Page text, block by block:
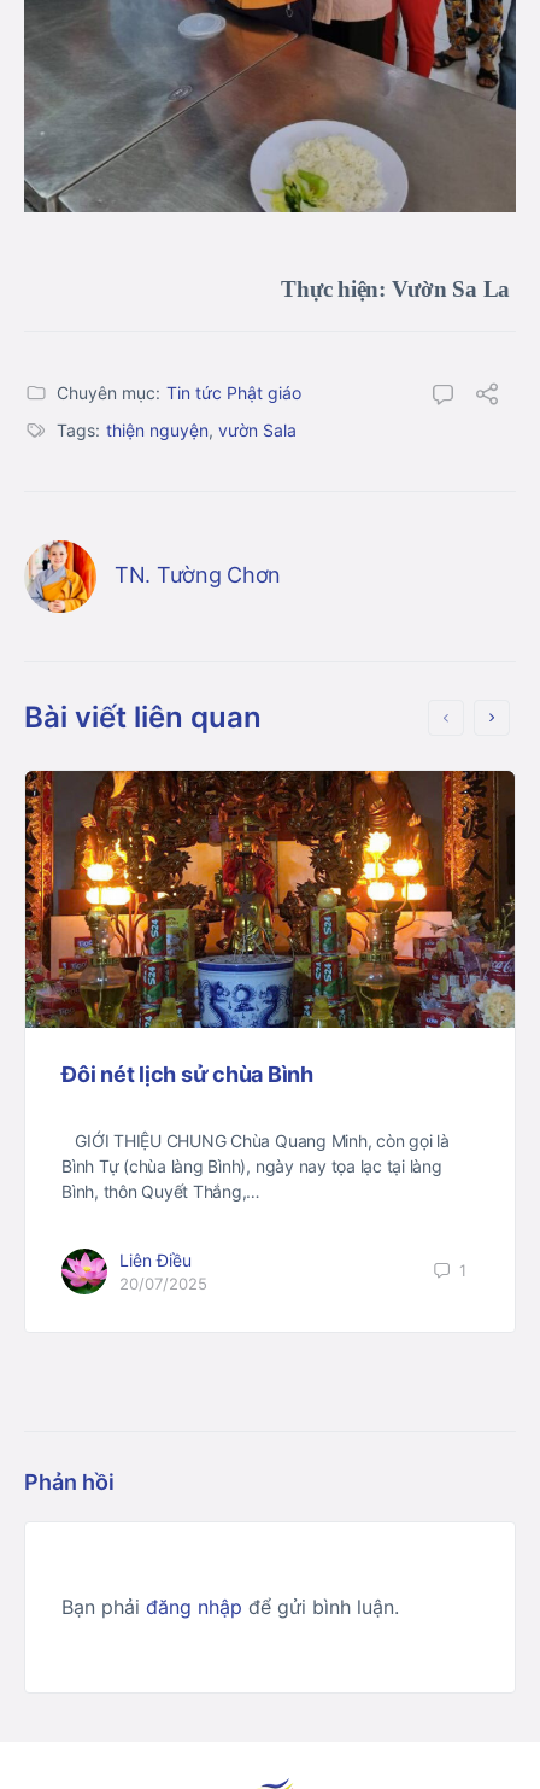
Thực hiện: Vườn Sa La
Chuyên mục: Tin tức Phật giáo
Tags: thiện nguyện, vườn Sala
TN. Tường Chơn
Bài viết liên quan
Đôi nét lịch sử chùa Bình
GIỚI THIỆU CHUNG Chùa Quang Minh, còn gọi là
Bình Tự (chùa làng Bình), ngày nay tọa lạc tại làng
Bình, thôn Quyết Thắng,…
Liên Điều
20/07/2025
1
Phản hồi
Bạn phải đăng nhập để gửi bình luận.